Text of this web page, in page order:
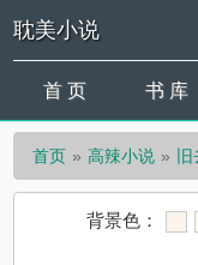
耽美小说
首 页 书 库
首页 高辣小说
背景色：